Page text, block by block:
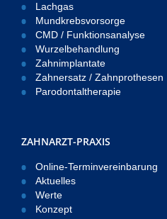
Lachgas
Mundkrebsvorsorge
CMD / Funktionsanalyse
Wurzelbehandlung
Zahnimplantate
Zahnersatz / Zahnprothesen
Parodontaltherapie
ZAHNARZT-PRAXIS
Online-Terminvereinbarung
Aktuelles
Werte
Konzept